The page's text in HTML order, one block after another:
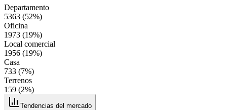
Departamento
5363 (52%)
Oficina
1973 (19%)
Local comercial
1956 (19%)
Casa
733 (7%)
Terrenos
159 (2%)
Tendencias del mercado